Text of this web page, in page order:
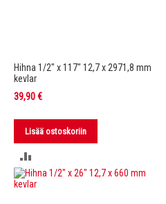
Hihna 1/2" x 117" 12,7 x 2971,8 mm
kevlar
39,90 €
Lisää ostoskoriin
VERTAILUUN